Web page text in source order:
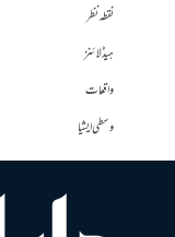
نقطہ نظر
ہیڈلائنز
واقعات
وسطی ایشیا